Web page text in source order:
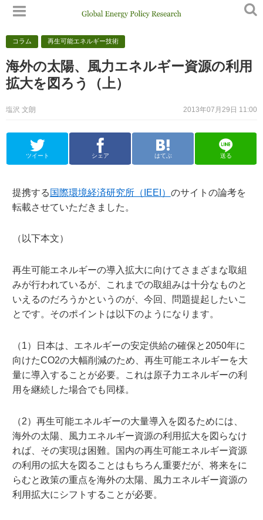
コラム 再生可能エネルギー技術
海外の太陽、風力エネルギー資源の利用
拡大を図ろう（上）
2013年07月29日 11:00
塩沢 文朗
ツイート シェア はてぶ 送る
提携する 国際環境経済研究所（IEEI） のサイトの論考を
転載させていただきました。
（以下本文）
再生可能エネルギーの導入拡大に向けてさまざまな取組
みが行われているが、これまでの取組みは十分なものと
いえるのだろうかというのが、今回、問題提起したいこ
とです。そのポイントは以下のようになります。
（1）日本は、エネルギーの安定供給の確保と2050年に
向けたCO2の大幅削減のため、再生可能エネルギーを大
量に導入することが必要。これは原子力エネルギーの利
用を継続した場合でも同様。
（2）再生可能エネルギーの大量導入を図るためには、
海外の太陽、風力エネルギー資源の利用拡大を図らなけ
れば、その実現は困難。国内の再生可能エネルギー資源
の利用の拡大を図ることはもちろん重要だが、将来をに
らむと政策の重点を海外の太陽、風力エネルギー資源の
利用拡大にシフトすることが必要。